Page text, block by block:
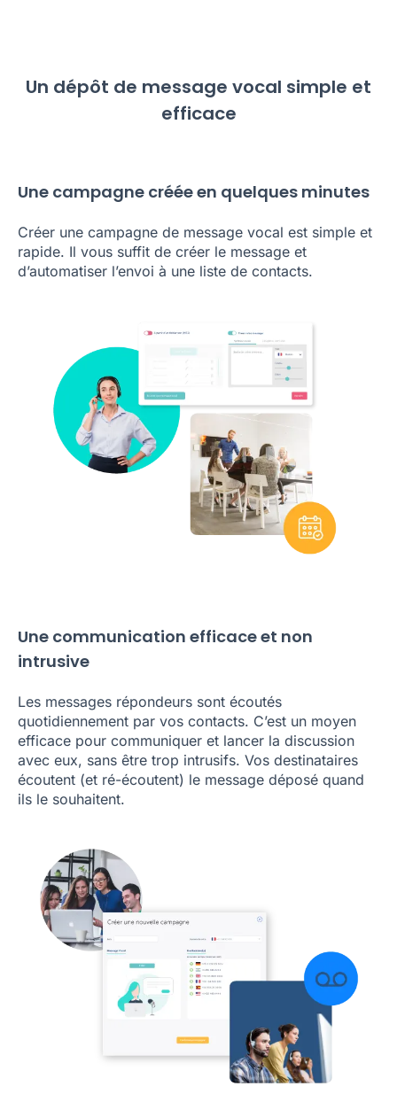
Un dépôt de message vocal simple et
efficace
Une campagne créée en quelques minutes
Créer une campagne de message vocal est simple et
rapide. Il vous suffit de créer le message et
d’automatiser l’envoi à une liste de contacts.
Une communication efficace et non
intrusive
Les messages répondeurs sont écoutés
quotidiennement par vos contacts. C’est un moyen
efficace pour communiquer et lancer la discussion
avec eux, sans être trop intrusifs. Vos destinataires
écoutent (et ré-écoutent) le message déposé quand
ils le souhaitent.